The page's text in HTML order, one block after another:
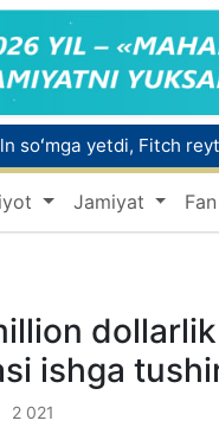
ona va bola Vatanga
Jamiyat
ishga
2 021